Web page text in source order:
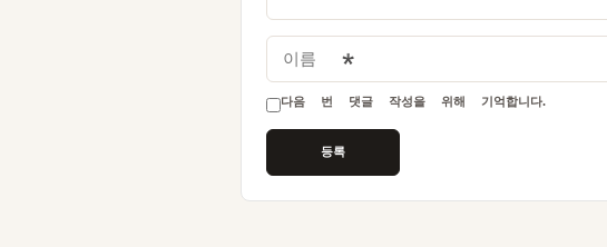
이름
다음 번 댓글 작성을 위해 기억합니다.